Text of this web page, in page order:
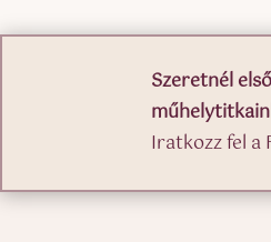
Szeretnél
Iratkozz fel a